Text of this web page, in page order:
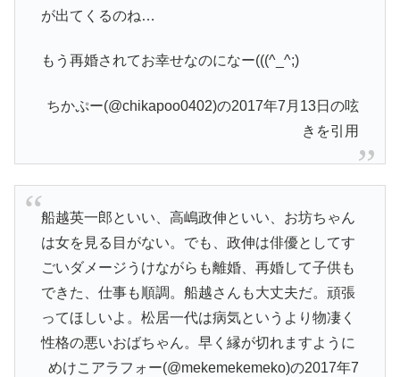
が出てくるのね…
もう再婚されてお幸せなのになー(((^_^;)
ちかぷー(@chikapoo0402)の2017年7月13日の呟
きを引用
船越英一郎といい、高嶋政伸といい、お坊ちゃん
は女を見る目がない。でも、政伸は俳優としてす
ごいダメージうけながらも離婚、再婚して子供も
できた、仕事も順調。船越さんも大丈夫だ。頑張
ってほしいよ。松居一代は病気というより物凄く
性格の悪いおばちゃん。早く縁が切れますように
めけこアラフォー(@mekemekemeko)の2017年7